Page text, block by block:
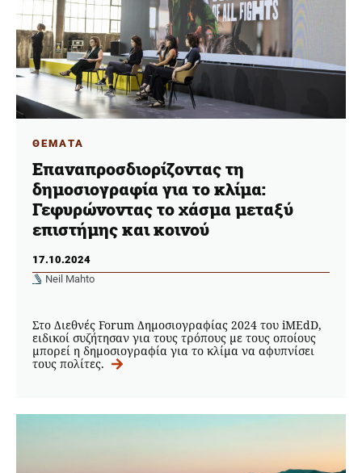
ΘΕΜΑΤΑ
Επαναπροσδιορίζοντας τη
δημοσιογραφία για το κλίμα:
Γεφυρώνοντας το χάσμα μεταξύ
επιστήμης και κοινού
17.10.2024
Neil Mahto
Στο Διεθνές Forum Δημοσιογραφίας 2024 του iMEdD,
ειδικοί συζήτησαν για τους τρόπους με τους οποίους
μπορεί η δημοσιογραφία για το κλίμα να αφυπνίσει
τους πολίτες.